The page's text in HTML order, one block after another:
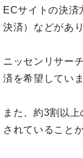
ECサイトの決済
決済）などがあ
ニッセンリサー
済を希望していま
また、約3割以
されていること